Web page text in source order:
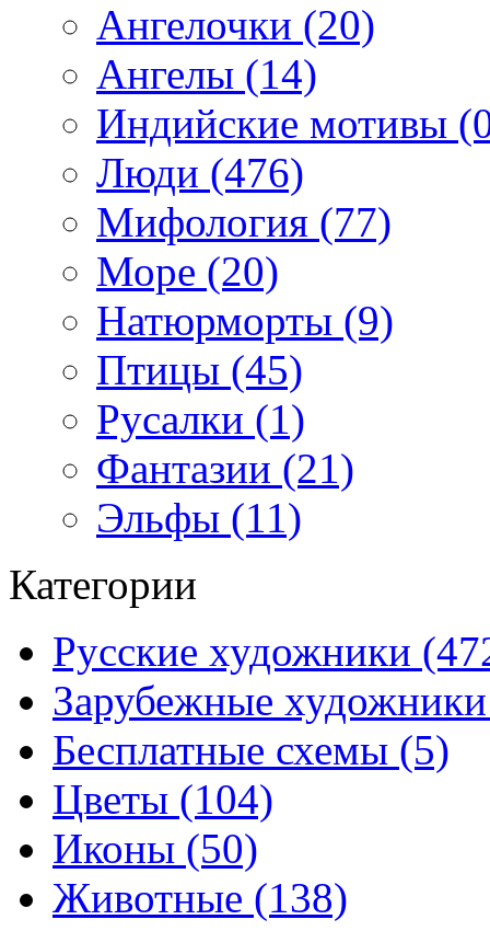
Ангелочки (20)
Ангелы (14)
Индийские мотивы
Люди (476)
Мифология (77)
Море (20)
Натюрморты (9)
Птицы (45)
Русалки (1)
Фантазии (21)
Эльфы (11)
Категории
Русские художники
Зарубежные
Бесплатные схемы (5)
Цветы (104)
Иконы (50)
Животные (138)